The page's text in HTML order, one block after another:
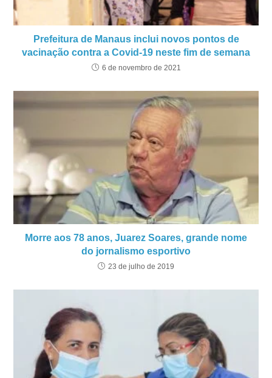
Prefeitura de Manaus inclui novos pontos de
vacinação contra a Covid-19 neste fim de semana
6 de novembro de 2021
Morre aos 78 anos, Juarez Soares, grande nome
do jornalismo esportivo
23 de julho de 2019